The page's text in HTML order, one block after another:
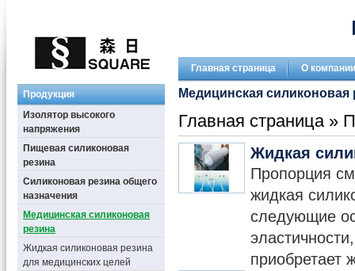
Главная страница О компании
Продукция
Изолятор высокого
напряжения
Пищевая силиконовая
резина
Силиконовая резина общего
назначения
Медицинская силиконовая
резина
Жидкая силиконовая резина
для медицинских целей
Медицинская силиконовая
Главная страница»
Жидкая
Пропорция
жидкая
следующие
приобретает